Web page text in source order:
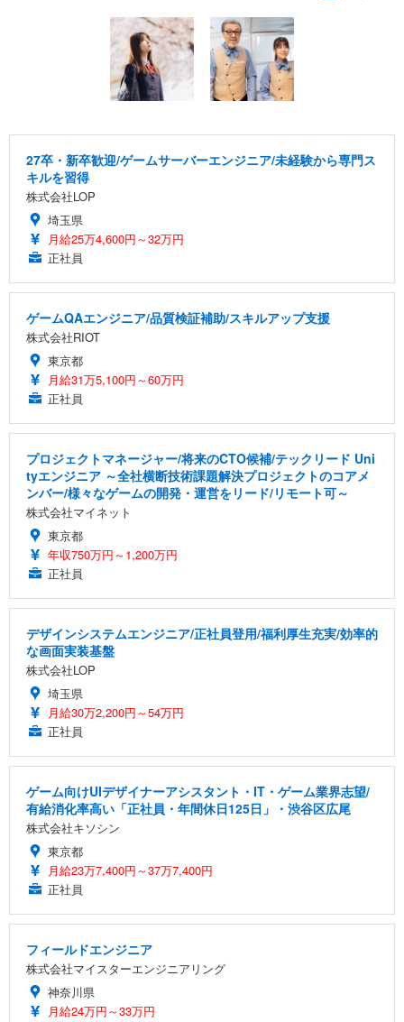
27卒・新卒歓迎/ゲームサーバーエンジニア/未経験から専門ス
キルを習得
株式会社LOP
埼玉県
月給25万4,600円～32万円
正社員
ゲームQAエンジニア/品質検証補助/スキルアップ支援
株式会社RIOT
東京都
月給31万5,100円～60万円
正社員
プロジェクトマネージャー/将来のCTO候補/テックリード Uni
tyエンジニア ～全社横断技術課題解決プロジェクトのコアメ
ンバー/様々なゲームの開発・運営をリード/リモート可～
株式会社マイネット
東京都
年収750万円～1,200万円
正社員
デザインシステムエンジニア/正社員登用/福利厚生充実/効率的
な画面実装基盤
株式会社LOP
埼玉県
月給30万2,200円～54万円
正社員
ゲーム向けUIデザイナーアシスタント・IT・ゲーム業界志望/
有給消化率高い「正社員・年間休日125日」・渋谷区広尾
株式会社キソシン
東京都
月給23万7,400円～37万7,400円
正社員
フィールドエンジニア
株式会社マイスターエンジニアリング
神奈川県
月給24万円～33万円